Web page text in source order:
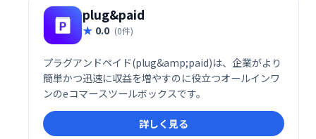
plug&paid
0.0 (0件)
プラグアンドペイド(plug&amp;paid)は、企業がより
簡単かつ迅速に収益を増やすのに役立つオールインワ
ンのeコマースツールボックスです。
詳しく見る